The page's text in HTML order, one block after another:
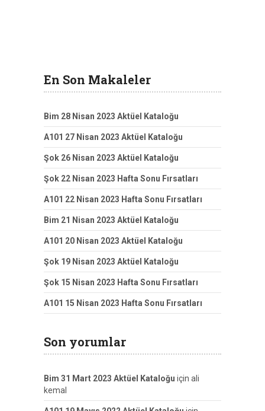
En Son Makaleler
Bim 28 Nisan 2023 Aktüel Kataloğu
A101 27 Nisan 2023 Aktüel Kataloğu
Şok 26 Nisan 2023 Aktüel Kataloğu
Şok 22 Nisan 2023 Hafta Sonu Fırsatları
A101 22 Nisan 2023 Hafta Sonu Fırsatları
Bim 21 Nisan 2023 Aktüel Kataloğu
A101 20 Nisan 2023 Aktüel Kataloğu
Şok 19 Nisan 2023 Aktüel Kataloğu
Şok 15 Nisan 2023 Hafta Sonu Fırsatları
A101 15 Nisan 2023 Hafta Sonu Fırsatları
Son yorumlar
Bim 31 Mart 2023 Aktüel Kataloğu için ali
kemal